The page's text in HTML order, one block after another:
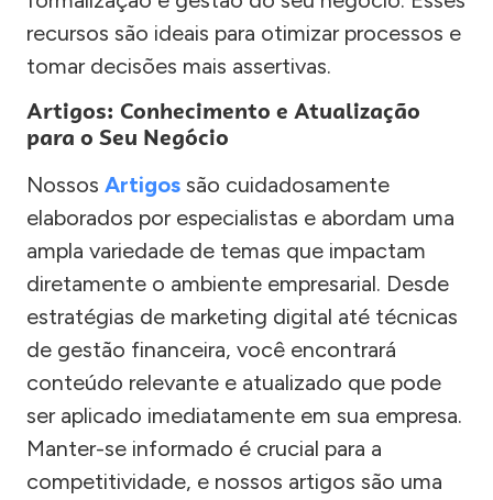
recursos são ideais para otimizar processos e
tomar decisões mais assertivas.
Artigos: Conhecimento e Atualização
para o Seu Negócio
Nossos Artigos são cuidadosamente
elaborados por especialistas e abordam uma
ampla variedade de temas que impactam
diretamente o ambiente empresarial. Desde
estratégias de marketing digital até técnicas
de gestão financeira, você encontrará
conteúdo relevante e atualizado que pode
ser aplicado imediatamente em sua empresa.
Manter-se informado é crucial para a
competitividade, e nossos artigos são uma